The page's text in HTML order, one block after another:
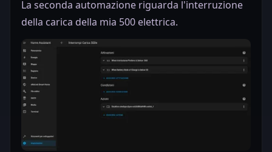
La seconda automazione riguarda l'interruzione
della carica della mia 500 elettrica.